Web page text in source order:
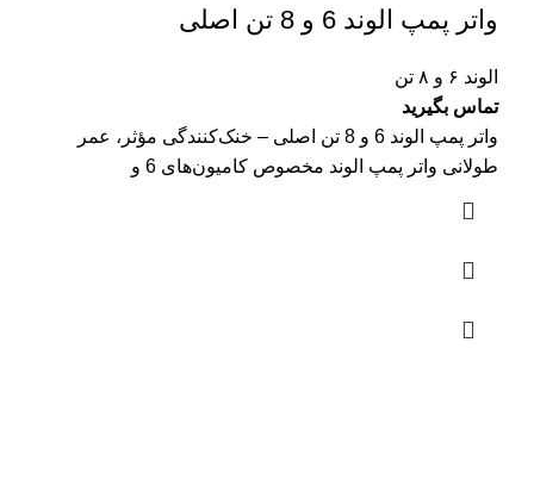
واتر پمپ الوند 6 و 8 تن اصلی
الوند ۶ و ۸ تن
تماس بگیرید
واتر پمپ الوند 6 و 8 تن اصلی – خنک‌کنندگی مؤثر، عمر
طولانی واتر پمپ الوند مخصوص کامیون‌های 6 و